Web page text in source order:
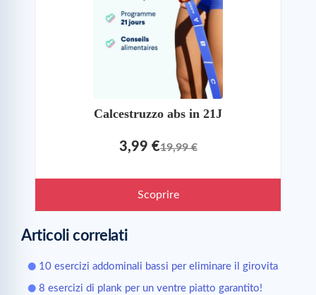
Calcestruzzo abs in 21J
3,99 €19,99 €
Scoprire
Articoli correlati
10 esercizi addominali bassi per eliminare il girovita
8 esercizi di plank per un ventre piatto garantito!